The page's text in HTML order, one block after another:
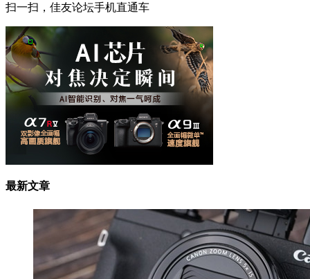
扫一扫，佳友论坛手机直通车
最新文章